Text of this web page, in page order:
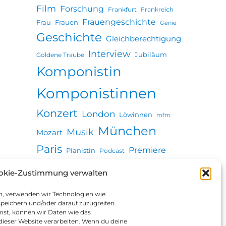
Zustimmung verwalten
verwenden wir Technologien wie
und/oder darauf zuzugreifen.
können wir Daten wie das
Website verarbeiten. Wenn du deine
Film Forschung Frankfurt Frankreich
Frau Frauen Frauengeschichte Genie
Geschichte Gleichberechtigung
Goldene Traube Interview Jubiläum
Komponistin
Komponistinnen
Konzert London Löwinnen mfm
Mozart Musik München
Paris Pianistin Podcast Premiere
Stadtgeschichte
Vortrag Wien